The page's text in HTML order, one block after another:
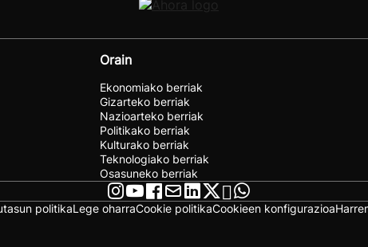
Orain
Ekonomiako berriak
Gizarteko berriak
Nazioarteko berriak
Politikako berriak
Kulturako berriak
Teknologiako berriak
Osasuneko berriak
politikaLege oharraCookie politikaCookieen konfigurazioa